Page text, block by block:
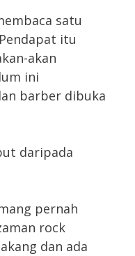
satu
itu
akan
ini
barber dibuka
daripada
pernah
rock
dan ada